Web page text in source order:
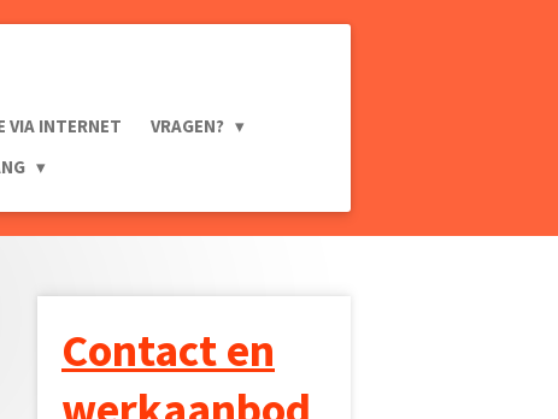
VIA INTERNET
VRAGEN?
Contact en